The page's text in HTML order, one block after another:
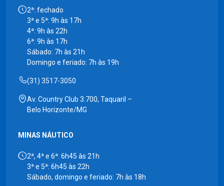
2ª: fechado
3ª e 5ª: 9h às 17h
4ª: 9h às 22h
6ª: 9h às 17h
Sábado: 7h às 21h
Domingo e feriado: 7h às 19h
(31) 3517-3050
Av. Country Club 3.700, Taquaril –
Belo Horizonte/MG
MINAS NÁUTICO
2ª, 4ª e 6ª: 6h45 às 21h
3ª e 5ª: 6h45 às 22h
Sábado, domingo e feriado: 7h às 18h